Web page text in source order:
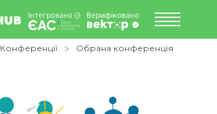
Конференції Обрана конференція